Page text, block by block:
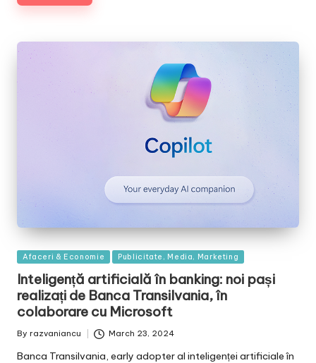
Posted
Afaceri & Economie Publicitate, Media, Marketing
Inteligență artificială în banking: noi pași
realizați de Banca Transilvania, în
colaborare cu Microsoft
Posted
By razvaniancu March 23, 2024
Banca Transilvania, early adopter al inteligenței artificiale în